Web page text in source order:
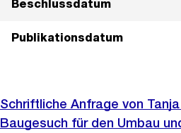
Beschlussdatum
Publikationsdatum
Schriftliche Anfrage von
Baugesuch für den Umbau